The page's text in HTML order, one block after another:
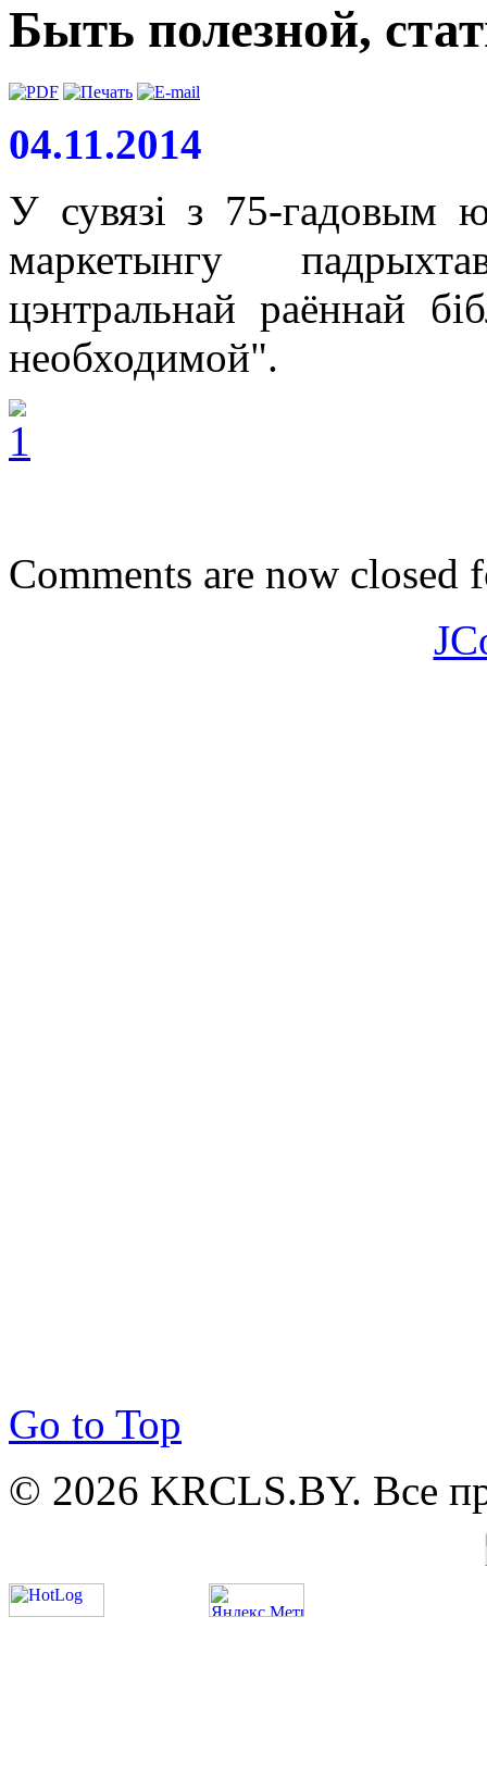
Быть полезной,
04.11.2014
У сувязі з 75-гадовым
маркетынгу
цэнтральнай раённай
необходимой".
Comments are now closed
Go to Top
© 2026 KRCLS.BY. Все